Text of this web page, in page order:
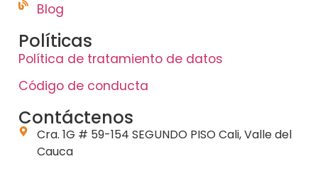
Blog
Políticas
Política de tratamiento de datos
Código de conducta
Contáctenos
Cra. 1G # 59-154 SEGUNDO PISO Cali, Valle del
Cauca